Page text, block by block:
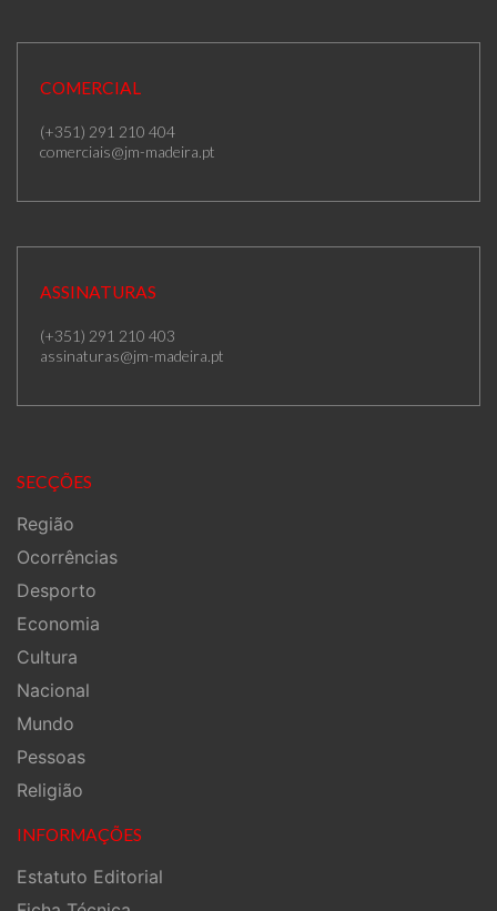
COMERCIAL
(+351) 291 210 404
comerciais@jm-madeira.pt
ASSINATURAS
(+351) 291 210 403
assinaturas@jm-madeira.pt
SECÇÕES
Região
Ocorrências
Desporto
Economia
Cultura
Nacional
Mundo
Pessoas
Religião
INFORMAÇÕES
Estatuto Editorial